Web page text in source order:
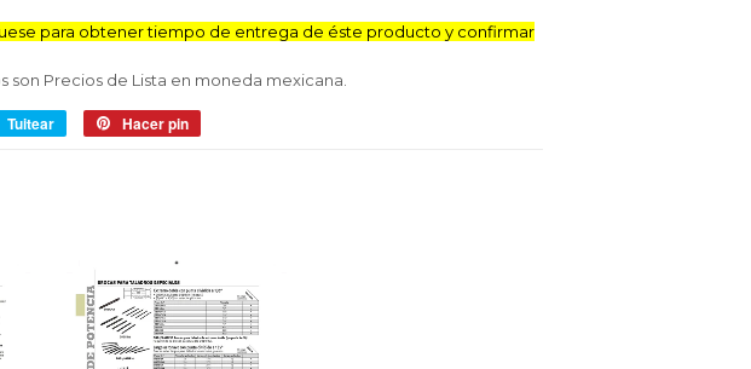
para obtener tiempo de entrega de éste producto y confirmar
son Precios de Lista en moneda mexicana.
Tuitear
Tuitear Hacer pin